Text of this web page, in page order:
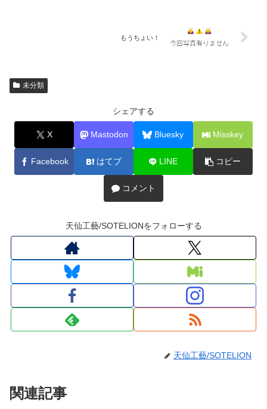
もうちょい！
未分類
シェアする
X Mastodon Bluesky Misskey
Facebook はてブ LINE コピー
コメント
天仙工藝/SOTELIONをフォローする
天仙工藝/SOTELION
関連記事